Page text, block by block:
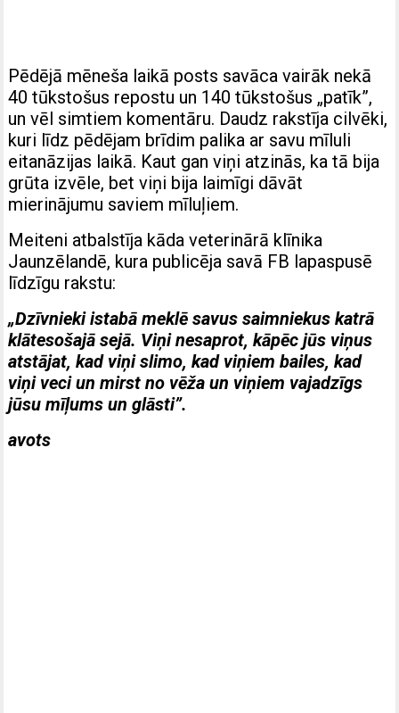
Pēdējā mēneša laikā posts savāca vairāk nekā
40 tūkstošus repostu un 140 tūkstošus „patīk”,
un vēl simtiem komentāru. Daudz rakstīja cilvēki,
kuri līdz pēdējam brīdim palika ar savu mīluli
eitanāzijas laikā. Kaut gan viņi atzinās, ka tā bija
grūta izvēle, bet viņi bija laimīgi dāvāt
mierinājumu saviem mīluļiem.
Meiteni atbalstīja kāda veterinārā klīnika
Jaunzēlandē, kura publicēja savā FB lapaspusē
līdzīgu rakstu:
„Dzīvnieki istabā meklē savus saimniekus katrā
klātesošajā sejā. Viņi nesaprot, kāpēc jūs viņus
atstājat, kad viņi slimo, kad viņiem bailes, kad
viņi veci un mirst no vēža un viņiem vajadzīgs
jūsu mīļums un glāsti”.
avots